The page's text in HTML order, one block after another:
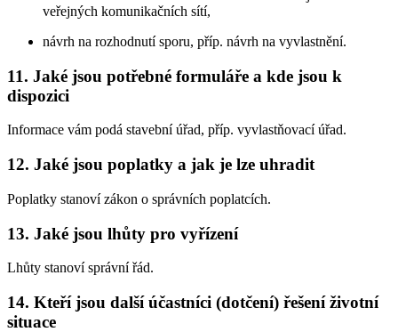
veřejných komunikačních sítí,
návrh na rozhodnutí sporu, příp. návrh na vyvlastnění.
11. Jaké jsou potřebné formuláře a kde jsou k
dispozici
Informace vám podá stavební úřad, příp. vyvlastňovací úřad.
12. Jaké jsou poplatky a jak je lze uhradit
Poplatky stanoví zákon o správních poplatcích.
13. Jaké jsou lhůty pro vyřízení
Lhůty stanoví správní řád.
14. Kteří jsou další účastníci (dotčení) řešení životní
situace